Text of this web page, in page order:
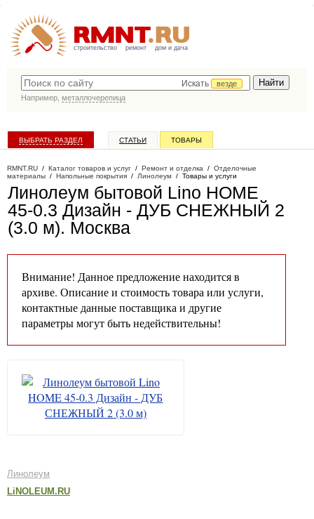
строительство ремонт дом и дача
Искать
везде
Например, металлочерепица
ВЫБРАТЬ РАЗДЕЛ СТАТЬИ ТОВАРЫ
RMNT.RU / Каталог товаров и услуг / Ремонт и отделка / Отделочные
материалы / Напольные покрытия / Линолеум / Товары и услуги
Линолеум бытовой Lino HOME
45-0.3 Дизайн - ДУБ СНЕЖНЫЙ 2
(3.0 м). Москва
Внимание! Данное предложение находится в
архиве. Описание и стоимость товара или услуги,
контактные данные поставщика и другие
параметры могут быть недействительны!
Линолеум
LiNOLEUM.RU